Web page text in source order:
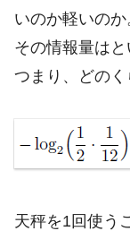
いのか軽いのか
その情報量はと
つまり、どのく
天秤を1回使う